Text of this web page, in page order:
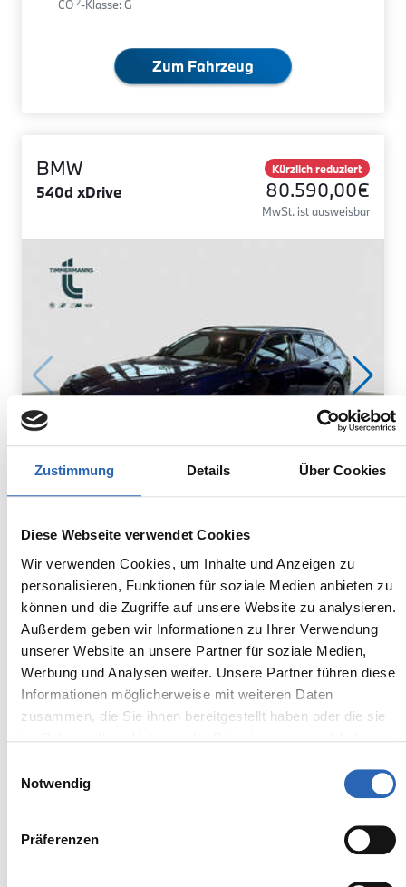
Zustimmung Details Über Cookies
Diese Webseite verwendet Cookies
Wir verwenden Cookies, um Inhalte und Anzeigen zu
personalisieren, Funktionen für soziale Medien anbieten zu
können und die Zugriffe auf unsere Website zu analysieren.
Außerdem geben wir Informationen zu Ihrer Verwendung
unserer Website an unsere Partner für soziale Medien,
Werbung und Analysen weiter. Unsere Partner führen diese
Informationen möglicherweise mit weiteren Daten
zusammen, die Sie ihnen bereitgestellt haben oder die sie
Notwendig
Präferenzen
CO -Klasse: G
Zum Fahrzeug
BMW
540d xDrive
Kürzlich reduziert
80.590,00€
MwSt. ist ausweisbar
Diesel 0km
inkl. MwSt.
Euro 6
8 Gänge
2050kg
6 Zylinder
Kraftstoffverbrauch kombiniert:
6.2 l/100km (WLTP)
2
-Emissionen kombiniert:
163 g/km (WLTP)